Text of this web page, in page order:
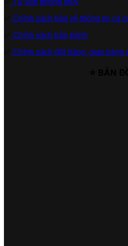
Tư vấn phong thủy
Chính sách bảo vệ thông tin cá
Chính sách bảo hành
Chính sách đặt hàng, giao hàng